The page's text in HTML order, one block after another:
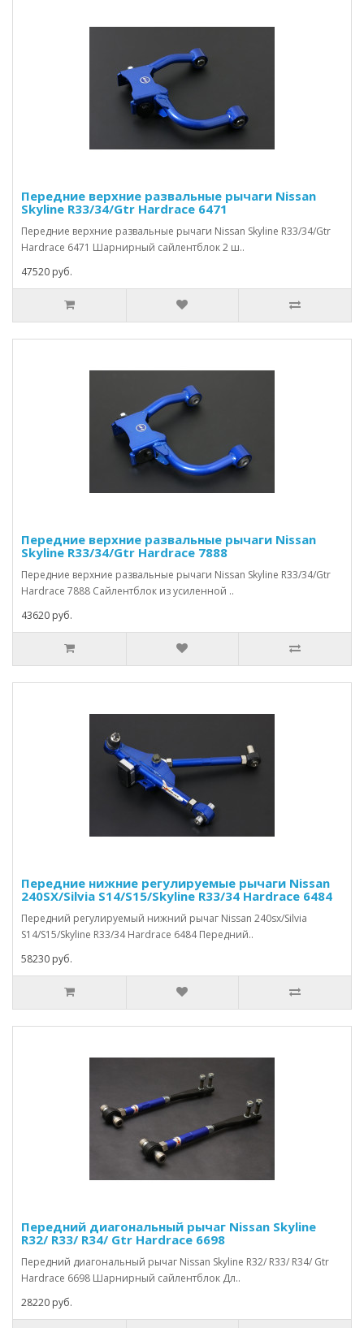
Передние верхние развальные рычаги Nissan
Skyline R33/34/Gtr Hardrace 6471
Передние верхние развальные рычаги Nissan Skyline R33/34/Gtr
Hardrace 6471 Шарнирный сайлентблок 2 ш..
47520 руб.
Передние верхние развальные рычаги Nissan
Skyline R33/34/Gtr Hardrace 7888
Передние верхние развальные рычаги Nissan Skyline R33/34/Gtr
Hardrace 7888 Сайлентблок из усиленной ..
43620 руб.
Передние нижние регулируемые рычаги Nissan
240SX/Silvia S14/S15/Skyline R33/34 Hardrace 6484
Передний регулируемый нижний рычаг Nissan 240sx/Silvia
S14/S15/Skyline R33/34 Hardrace 6484 Передний..
58230 руб.
Передний диагональный рычаг Nissan Skyline
R32/ R33/ R34/ Gtr Hardrace 6698
Передний диагональный рычаг Nissan Skyline R32/ R33/ R34/ Gtr
Hardrace 6698 Шарнирный сайлентблок Дл..
28220 руб.